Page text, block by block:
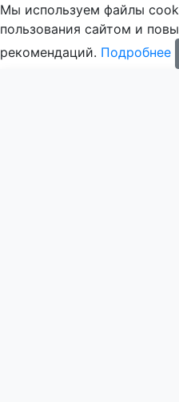
Мы используем файлы
пользования сайтом и
рекомендаций. Подробнее